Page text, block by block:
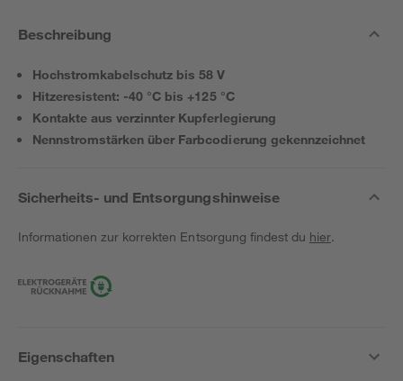
Beschreibung
Hochstromkabelschutz bis 58 V
Hitzeresistent: -40 °C bis +125 °C
Kontakte aus verzinnter Kupferlegierung
Nennstromstärken über Farbcodierung gekennzeichnet
Sicherheits- und Entsorgungshinweise
Informationen zur korrekten Entsorgung findest du hier.
Eigenschaften